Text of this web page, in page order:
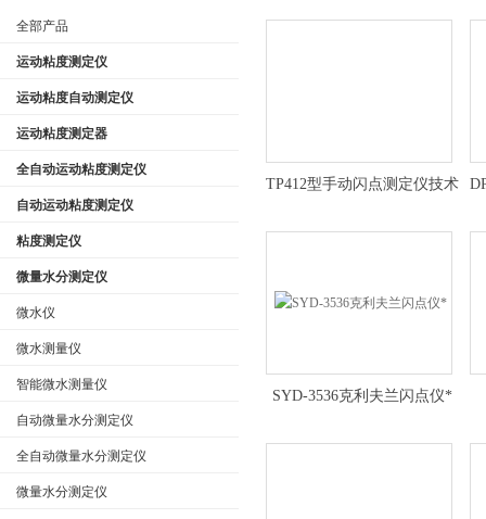
全部产品
运动粘度测定仪
运动粘度自动测定仪
运动粘度测定器
全自动运动粘度测定仪
自动运动粘度测定仪
粘度测定仪
微量水分测定仪
微水仪
微水测量仪
智能微水测量仪
自动微量水分测定仪
全自动微量水分测定仪
微量水分测定仪
TP412型手动闪点测定仪技术
SYD-3536克利夫兰闪点仪*